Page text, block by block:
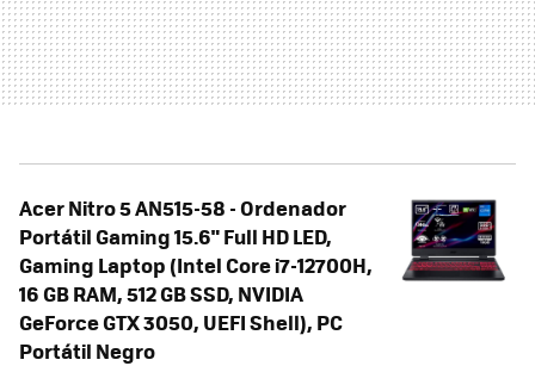
Acer Nitro 5 AN515-58 - Ordenador
Portátil Gaming 15.6" Full HD LED,
Gaming Laptop (Intel Core i7-12700H,
16 GB RAM, 512 GB SSD, NVIDIA
GeForce GTX 3050, UEFI Shell), PC
Portátil Negro